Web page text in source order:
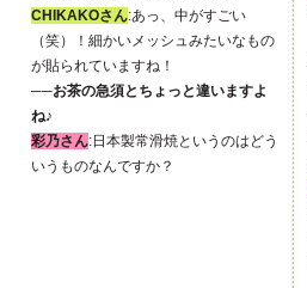
CHIKAKOさん:あっ、中がすごい
（笑）！細かいメッシュみたいなもの
が貼られていますね！
──お茶の急須とちょっと違いますよ
ね♪
彩乃さん:日本製常滑焼というのはどう
いうものなんですか？